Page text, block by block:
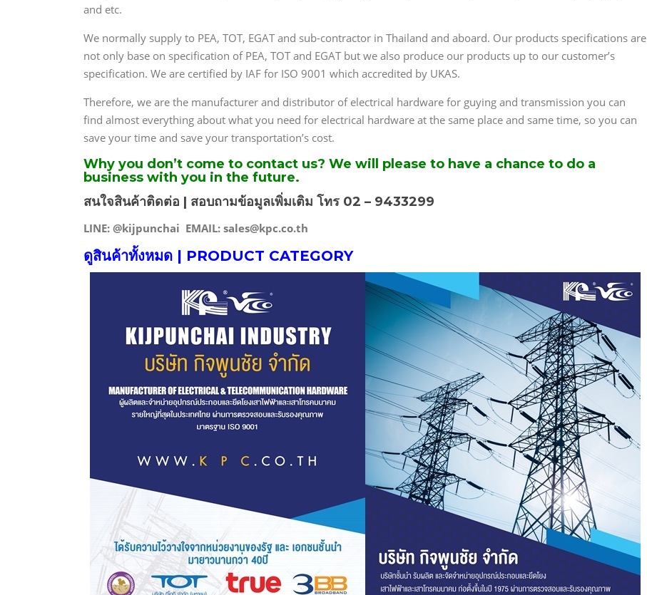
and etc.
We normally supply to PEA, TOT, EGAT and sub-contractor in Thailand and aboard. Our products specifications are
not only base on specification of PEA, TOT and EGAT but we also produce our products up to our customer’s
specification. We are certified by IAF for ISO 9001 which accredited by UKAS.
Therefore, we are the manufacturer and distributor of electrical hardware for guying and transmission you can
find almost everything about what you need for electrical hardware at the same place and same time, so you can
save your time and save your transportation’s cost.
Why you don’t come to contact us? We will please to have a chance to do a
business with you in the future.
สนใจสินค้าติดต่อ | สอบถามข้อมูลเพิ่มเติม โทร 02 – 9433299
LINE: @kijpunchai EMAIL: sales@kpc.co.th
ดูสินค้าทั้งหมด | PRODUCT CATEGORY